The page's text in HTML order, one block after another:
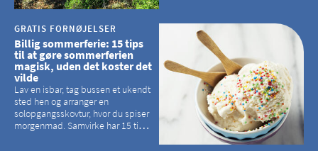
GRATIS FORNØJELSER
Billig sommerferie: 15 tips
til at gøre sommerferien
magisk, uden det koster det
vilde
Lav en isbar, tag bussen et ukendt
sted hen og arranger en
solopgangsskovtur, hvor du spiser
morgenmad. Samvirke har 15 tips